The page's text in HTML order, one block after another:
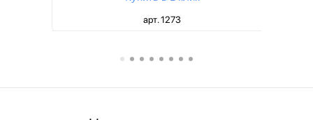
арт. 1273